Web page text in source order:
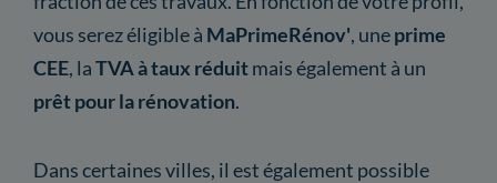
vous serez éligible à MaPrimeRénov', uneprime
CEE, laTVA à taux réduitmais également à un
prêt pour la rénovation.
Dans certaines villes, il est également possible